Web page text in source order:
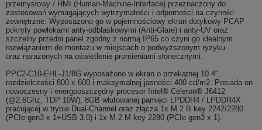
przemysłowy / HMI (Human-Machine-Interface) przeznaczony do
zastosowań wymagających wytrzymałości i odporności na czynniki
zewnętrzne. Wyposażono go w pojemnościowy ekran dotykowy PCAP
pokryty powłokami anty-odblaskowymi (Anti-Glare) i anty-UV oraz
szczelny przedni panel zgodny z normą IP65 co czyni go idealnym
rozwiązaniem do montażu w miejscach o podwyższonym ryzyku
oraz narażonych na oświetlenie promieniami słonecznymi.
PPC2-C10-EHL-J1/8G wyposażono w ekran o przekątnej 10.4",
rozdzielczości 800 x 600 i maksymalnej jasności 400 cd/m2. Posiada on
nowoczesny i energooszczędny procesor Intel® Celeron® J6412
(@2.6Ghz, TDP 10W), 8GB wlutowanej pamięci LPDDR4 / LPDDR4X
pracującej w trybie Dual-Channel oraz złącza 1x M.2 B key 2242/2280
(PCIe gen3 x 1+USB 3.0) i 1x M.2 M key 2280 (PCIe gen3 x 1).